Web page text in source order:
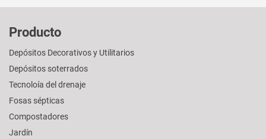
Producto
Depósitos Decorativos y Utilitarios
Depósitos soterrados
Tecnoloía del drenaje
Fosas sépticas
Compostadores
Jardín